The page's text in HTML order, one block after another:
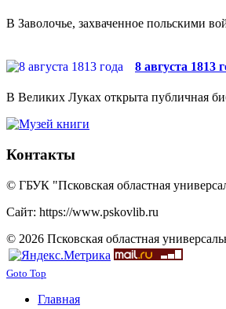
В Заволочье, захваченное польскими
8 августа 1813
В Великих Луках открыта публичная
Контакты
© ГБУК "Псковская областная
Сайт: https://www.pskovlib.ru
© 2026 Псковская областная
Goto Top
Главная